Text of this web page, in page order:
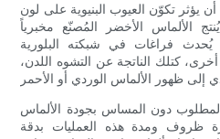
يؤثر تكوّن العيوب البنيوية على لون
الألماس الأخضر المُصنّع مخبرياً
يُحدث فراغات في شبكته البلورية
كتلك الناتجة عن التشوه اللدن،
دون المساس بجودة الألماس
ظروف ومدة هذه العمليات بدقة